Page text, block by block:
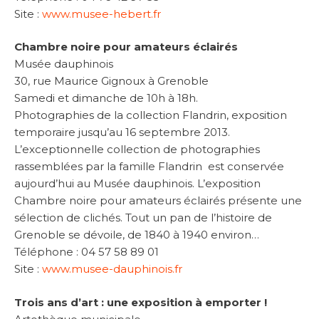
Site : www.musee-hebert.fr
Chambre noire pour amateurs éclairés
Musée dauphinois
30, rue Maurice Gignoux à Grenoble
Samedi et dimanche de 10h à 18h.
Photographies de la collection Flandrin, exposition
temporaire jusqu’au 16 septembre 2013.
L’exceptionnelle collection de photographies
rassemblées par la famille Flandrin est conservée
aujourd’hui au Musée dauphinois. L’exposition
Chambre noire pour amateurs éclairés présente une
sélection de clichés. Tout un pan de l’histoire de
Grenoble se dévoile, de 1840 à 1940 environ…
Téléphone : 04 57 58 89 01
Site : www.musee-dauphinois.fr
Trois ans d’art : une exposition à emporter !